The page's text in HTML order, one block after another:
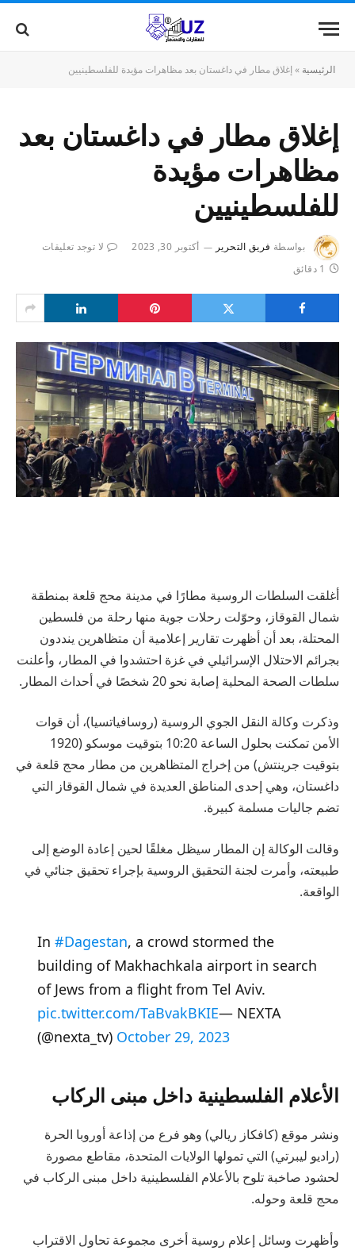
الرئيسية » إغلاق مطار في داغستان بعد مظاهرات مؤيدة للفلسطينيين
إغلاق مطار في داغستان بعد
مظاهرات مؤيدة
للفلسطينيين
بواسطة فريق التحرير أكتوبر 30, 2023
لا توجد تعليقات
1 دقائق
أغلقت السلطات الروسية مطارًا في مدينة محج قلعة بمنطقة
شمال القوقاز، وحوّلت رحلات جوية منها رحلة من فلسطين
المحتلة، بعد أن أظهرت تقارير إعلامية أن متظاهرين ينددون
بجرائم الاحتلال الإسرائيلي في غزة احتشدوا في المطار، وأعلنت
سلطات الصحة المحلية إصابة نحو 20 شخصًا في أحداث المطار.
وذكرت وكالة النقل الجوي الروسية (روسافياتسيا)، أن قوات
الأمن تمكنت بحلول الساعة 10:20 بتوقيت موسكو (1920
بتوقيت جرينتش) من إخراج المتظاهرين من مطار محج قلعة في
داغستان، وهي إحدى المناطق العديدة في شمال القوقاز التي
تضم جاليات مسلمة كبيرة.
وقالت الوكالة إن المطار سيظل مغلقًا لحين إعادة الوضع إلى
طبيعته، وأمرت لجنة التحقيق الروسية بإجراء تحقيق جنائي في
الواقعة.
In #Dagestan, a crowd stormed the
building of Makhachkala airport in search
of Jews from a flight from Tel Aviv.
pic.twitter.com/TaBvakBKIE— NEXTA
(@nexta_tv) October 29, 2023
الأعلام الفلسطينية داخل مبنى الركاب
ونشر موقع (كافكاز ريالي) وهو فرع من إذاعة أوروبا الحرة
(راديو ليبرتي) التي تمولها الولايات المتحدة، مقاطع مصورة
لحشود صاخبة تلوح بالأعلام الفلسطينية داخل مبنى الركاب في
محج قلعة وحوله.
وأظهرت وسائل إعلام روسية أخرى مجموعة تحاول الاقتراب